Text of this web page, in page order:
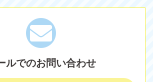
ルでのお問い合わせ